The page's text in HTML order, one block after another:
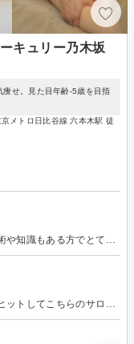
キュリー乃木坂
痩せ。見た目年齢-5歳を目指
メトロ日比谷線 六本木駅 徒
駅から程近い場所で、スタッフさんは明るく技術や知識もある方でとても良い印象でした。 ヘッドスパとリンパの施術をしていただきましたが、的確にツボを刺激された感じがありました。他店ではイマイチと思う場面に多々遭遇したことがありますが、本当に的確でびっくりしました。 また再来店したいなと思いました。
二の腕、脚、顔、むくみ、全てのキーワードがヒットしてこちらのサロンに辿り着きました。サロンの雰囲気も良く、親身に相談に乗って頂き丁寧な施術に感激しました。また宜しくお願い致します。